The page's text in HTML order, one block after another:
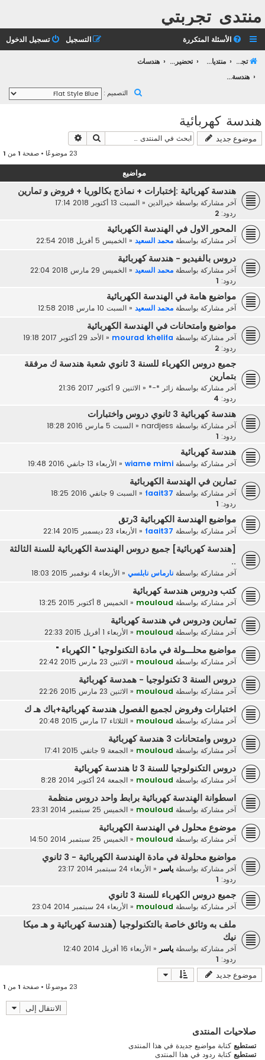
منتدى تجربتي
الأسئلة المتكررة تسجيل الدخول التسجيل
تجربتي منتديات التعليم الثانوي تحضير بكالوريا 2023
هندسات
هندسة كهربائية
التصميم :
هندسة كهربائية
موضوع جديد بحث
23 موضوعًا • صفحة 1 من 1
مواضيع
هندسة كهربائية :إختبارات + نماذج بكالوريا + فروض و تمارين
آخر مشاركة بواسطة خيرالدين « السبت 13 أكتوبر 2018 17:14
ردود: 2
المحور الاول في الهندسة الكهربائية
آخر مشاركة بواسطة محمد السعيد « الخميس 5 أفريل 2018 22:54
دروس بالفيديو - هندسة كهربائية
آخر مشاركة بواسطة محمد السعيد « الخميس 29 مارس 2018 22:04
ردود: 1
مواضيع هامة في الهندسة الكهربائية
آخر مشاركة بواسطة محمد السعيد « السبت 10 مارس 2018 12:58
مواضيع وامتحانات في الهندسة الكهربائية
آخر مشاركة بواسطة mourad khelifa
« الأحد 29 أكتوبر 2017 19:18
ردود: 2
جميع دروس الكهرباء للسنة 3 ثانوي شعبة هندسة ك مرفقة
بتمارين
آخر مشاركة بواسطة زائر *-* « الاثنين 9 أكتوبر 2017 21:36
ردود: 4
هندسة كهربائية 3 ثانوي دروس واختبارات
آخر مشاركة بواسطة nardjess
« السبت 5 مارس 2016 18:28
ردود: 1
هندسة كهربائية
آخر مشاركة بواسطة wiame mimi
« الأربعاء 13 جانفي 2016 19:48
تمارين في الهندسة الكهربائية
آخر مشاركة بواسطة faait37
« السبت 9 جانفي 2016 18:25
ردود: 1
مواضيع الهندسة الكهربائية 3رتق
آخر مشاركة بواسطة faait37
« الأربعاء 23 ديسمبر 2015 22:14
[هندسة كهربائية] جميع دروس الهندسة الكهربائية للسنة الثالثة
..
آخر مشاركة بواسطة نارماس نابلسي « الأربعاء 4 نوفمبر 2015 18:03
كتب ودروس هندسة كهربائية
آخر مشاركة بواسطة mouloud
« الخميس 8 أكتوبر 2015 13:25
تمارين ودروس في هندسة كهربائية
آخر مشاركة بواسطة mouloud
« الأربعاء 1 أفريل 2015 22:33
مواضيع محلـــولة في مادة التكنولوجيا " الكهرباء "
آخر مشاركة بواسطة mouloud
« الاثنين 23 مارس 2015 22:42
دروس السنة 3 تكنولوجيا - همدسة كهربائية
آخر مشاركة بواسطة mouloud
« الاثنين 23 مارس 2015 22:26
اختبارات وفروض لجميع الفصول هندسة كهربائية+باك هـ ك
آخر مشاركة بواسطة mouloud
« الثلاثاء 17 مارس 2015 20:48
دروس وامتحانات 3 هندسة كهربائية
آخر مشاركة بواسطة mouloud
« الجمعة 9 جانفي 2015 17:41
دروس التكنولوجيا للسنة 3 ثا هندسة كهربائية
آخر مشاركة بواسطة mouloud
« الجمعة 24 أكتوبر 2014 8:28
اسطوانة الهندسة كهربائية برابط واحد دروس منظمة
آخر مشاركة بواسطة mouloud
« الخميس 25 سبتمبر 2014 23:31
موضوع محلول في الهندسة الكهربائية
آخر مشاركة بواسطة mouloud
« الخميس 25 سبتمبر 2014 14:50
مواضيع محلولة في مادة الهندسة الكهربائية - 3 ثانوي
آخر مشاركة بواسطة ياسر « الأربعاء 24 سبتمبر 2014 23:17
ردود: 1
جميع دروس الكهرباء للسنة 3 ثانوي
آخر مشاركة بواسطة mouloud
« الأربعاء 24 سبتمبر 2014 23:04
ملف به وثائق خاصة بالتكنولوجيا (هندسة كهربائية و هـ ميكا
نيك
آخر مشاركة بواسطة ياسر « الأربعاء 16 أفريل 2014 12:40
ردود: 1
موضوع جديد
23 موضوعًا • صفحة 1 من 1
الانتقال إلى
صلاحيات المنتدى
تستطيع كتابة مواضيع جديدة في هذا المنتدى
تستطيع كتابة ردود في هذا المنتدى